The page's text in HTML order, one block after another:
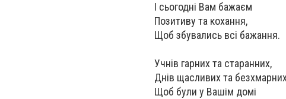
І сьогодні Вам бажаєм
Позитиву та кохання,
Щоб збувались всі бажання.
Учнів гарних та старанних,
Днів щасливих та
Щоб були у Вашім домі